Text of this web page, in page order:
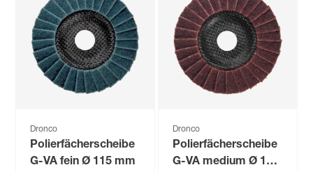
Dronco
Polierfächerscheibe
G-VA fein Ø 115 mm
Dronco
Polierfächerscheibe
G-VA medium Ø 115